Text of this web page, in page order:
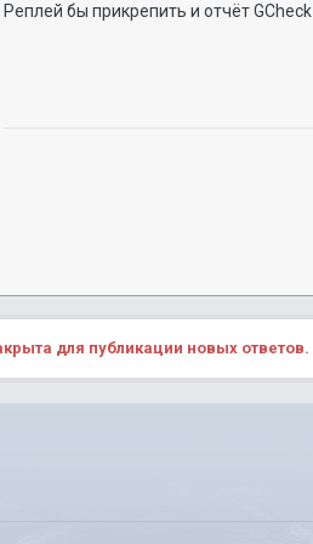
Реплей бы прикрепить и отчёт GCheck
для публикации новых ответов.